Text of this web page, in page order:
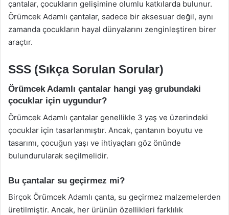
çantalar, çocukların gelişimine olumlu katkılarda bulunur.
Örümcek Adamlı çantalar, sadece bir aksesuar değil, aynı
zamanda çocukların hayal dünyalarını zenginleştiren birer
araçtır.
SSS (Sıkça Sorulan Sorular)
Örümcek Adamlı çantalar hangi yaş grubundaki
çocuklar için uygundur?
Örümcek Adamlı çantalar genellikle 3 yaş ve üzerindeki
çocuklar için tasarlanmıştır. Ancak, çantanın boyutu ve
tasarımı, çocuğun yaşı ve ihtiyaçları göz önünde
bulundurularak seçilmelidir.
Bu çantalar su geçirmez mi?
Birçok Örümcek Adamlı çanta, su geçirmez malzemelerden
üretilmiştir. Ancak, her ürünün özellikleri farklılık